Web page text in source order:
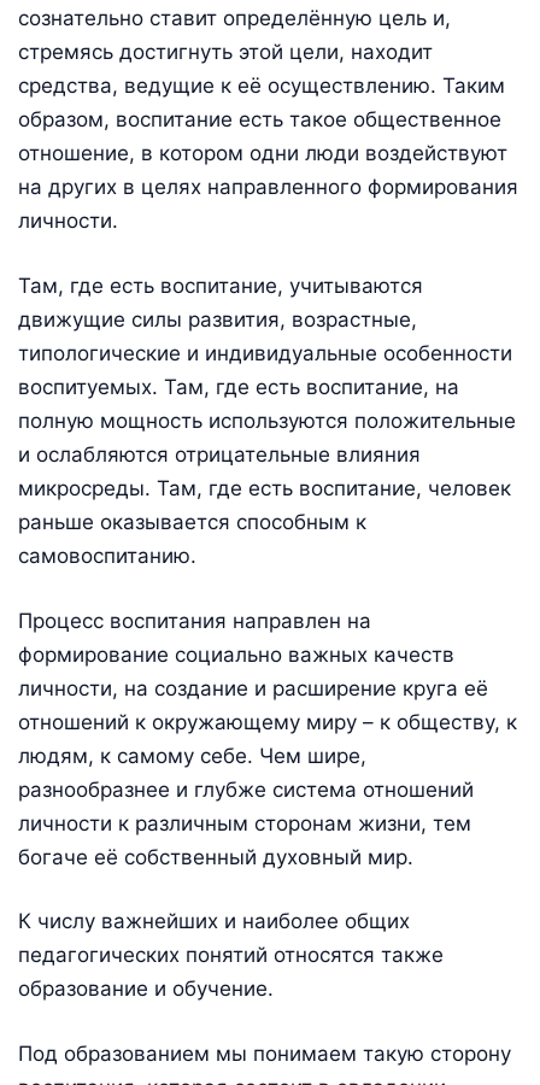
сознательно ставит определённую цель и,
стремясь достигнуть этой цели, находит
средства, ведущие к её осуществлению. Таким
образом, воспитание есть такое общественное
отношение, в котором одни люди воздействуют
на других в целях направленного формирования
личности.
Там, где есть воспитание, учитываются
движущие силы развития, возрастные,
типологические и индивидуальные особенности
воспитуемых. Там, где есть воспитание, на
полную мощность используются положительные
и ослабляются отрицательные влияния
микросреды. Там, где есть воспитание, человек
раньше оказывается способным к
самовоспитанию.
Процесс воспитания направлен на
формирование социально важных качеств
личности, на создание и расширение круга её
отношений к окружающему миру – к обществу, к
людям, к самому себе. Чем шире,
разнообразнее и глубже система отношений
личности к различным сторонам жизни, тем
богаче её собственный духовный мир.
К числу важнейших и наиболее общих
педагогических понятий относятся также
образование и обучение.
Под образованием мы понимаем такую сторону